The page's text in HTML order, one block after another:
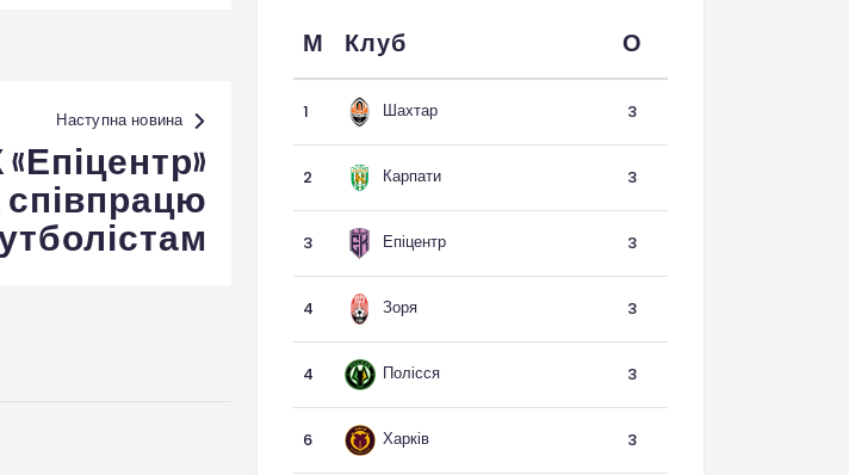
Наступна новина
співпрацю
М Клуб О
1 Шахтар 3
2 Карпати 3
3 Епіцентр 3
4 Зоря 3
4 Полісся 3
6 Харків 3